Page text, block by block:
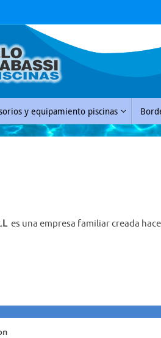
y equipamiento piscinas
es una empresa familiar creada